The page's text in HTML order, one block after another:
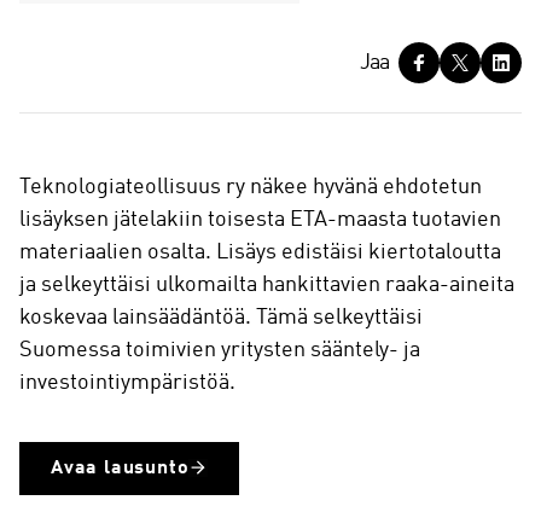
a
Jaa
Teknologiateollisuus ry näkee hyvänä ehdotetun
lisäyksen jätelakiin toisesta ETA-maasta tuotavien
materiaalien osalta. Lisäys edistäisi kiertotaloutta
ja selkeyttäisi ulkomailta hankittavien raaka-aineita
koskevaa lainsäädäntöä. Tämä selkeyttäisi
Suomessa toimivien yritysten sääntely- ja
investointiympäristöä.
Avaa lausunto